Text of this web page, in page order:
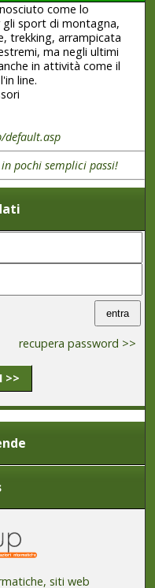
come lo
gli sport di montagna,
trekking, arrampicata
ma negli ultimi
in attività come il
line.
pochi semplici passi!
recupera password >>
>>
siti web